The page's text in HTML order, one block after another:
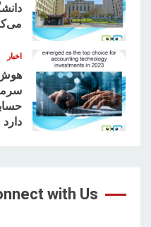
4
5
اخبار
دارد
with Us